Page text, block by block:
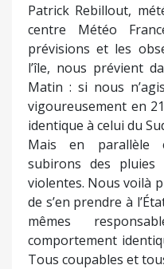
Patrick Rebillout,
centre Météo
prévisions et les
l’île, nous prévient
Matin : si nous
vigoureusement en
identique à celui du
Mais en parallèle
subirons des
violentes. Nous voilà
de s’en prendre à
mêmes
comportement
Tous coupables et